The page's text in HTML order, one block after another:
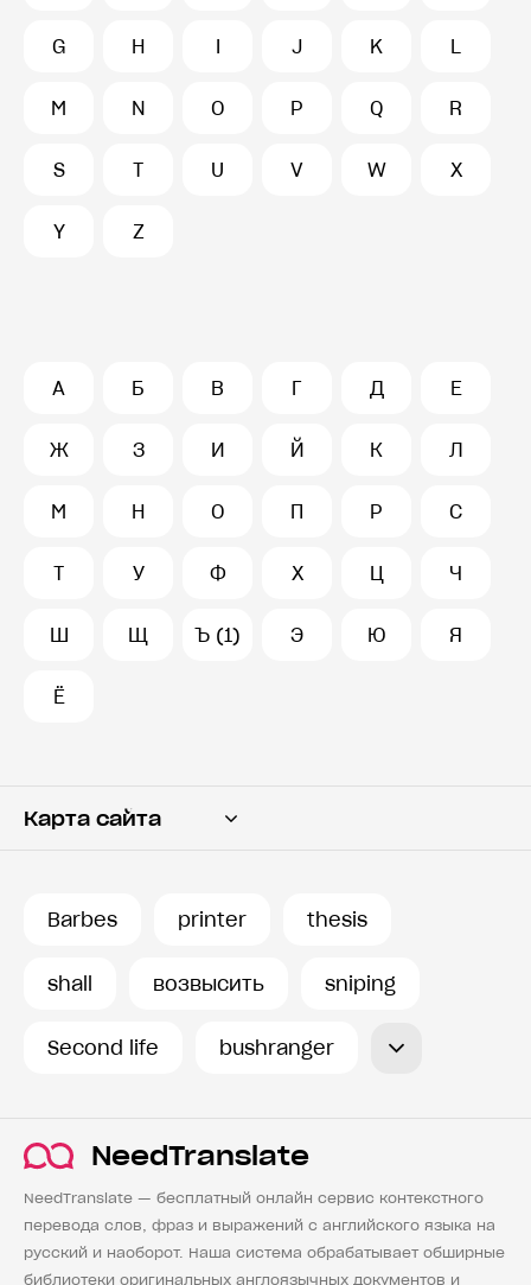
G H I J K L
M N O P Q R
S T U V W X
Y Z
А Б В Г Д Е
Ж З И Й К Л
М Н О П Р С
Т У Ф Х Ц Ч
Ш Щ Ъ (1) Э Ю Я
Ё
Карта сайта
Barbes printer thesis
shall возвысить sniping
Second life bushranger
NeedTranslate
NeedTranslate — бесплатный онлайн сервис контекстного
перевода слов, фраз и выражений с английского языка на
русский и наоборот. Наша система обрабатывает обширные
библиотеки оригинальных англоязычных документов и